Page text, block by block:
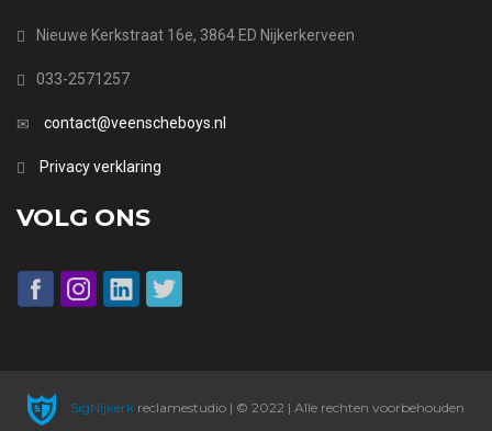
Nieuwe Kerkstraat 16e, 3864 ED Nijkerkerveen
033-2571257
contact@veenscheboys.nl
Privacy verklaring
VOLG ONS
SigNijkerkreclamestudio | © 2022 | Alle rechten voorbehouden